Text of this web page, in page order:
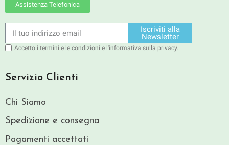
Assistenza Telefonica
Iscriviti alla
Newsletter
Accetto i termini e le condizioni e l'informativa sulla privacy.
Servizio Clienti
Chi Siamo
Spedizione e consegna
Pagamenti accettati